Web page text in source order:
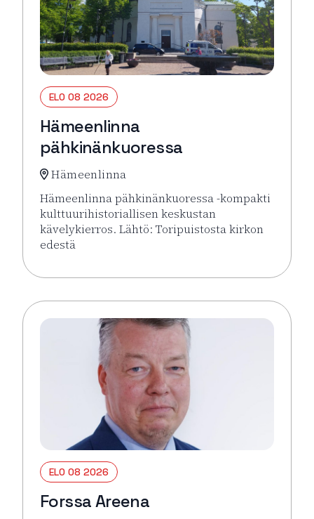
ELO 08 2026
Hämeenlinna
pähkinänkuoressa
Hämeenlinna
Hämeenlinna pähkinänkuoressa -kompakti
kulttuurihistoriallisen keskustan
kävelykierros. Lähtö: Toripuistosta kirkon
edestä
Lue lisää tapahtumasta Hämeenlinna
ELO 08 2026
Forssa Areena